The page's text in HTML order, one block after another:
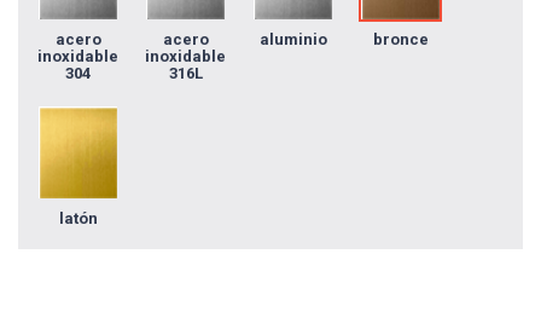
acero
inoxidable
304
acero
inoxidable
316L
aluminio bronce
latón